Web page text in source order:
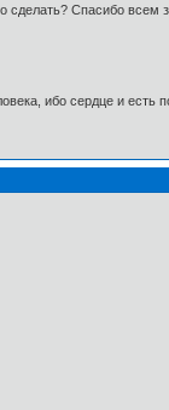
сделать? Спасибо всем
ибо сердце и